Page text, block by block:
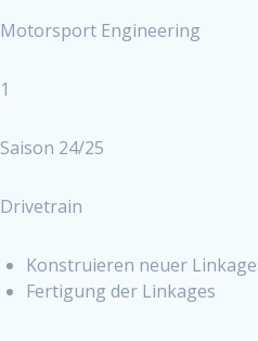
Motorsport Engineering
1
Saison 24/25
Drivetrain
Konstruieren neuer
Fertigung der Linkages